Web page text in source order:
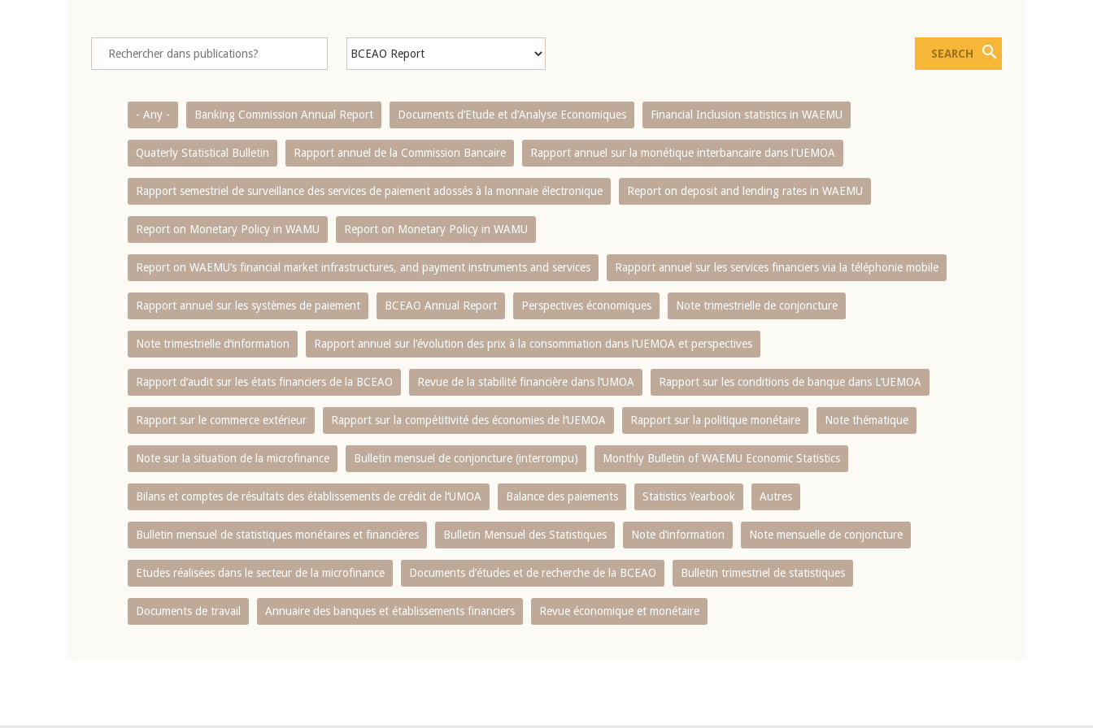
- Any - Banking Commission Annual Report Documents d’Etude et d’Analyse Economiques Financial Inclusion statistics in WAEMU
Quaterly Statistical Bulletin Rapport annuel de la Commission Bancaire Rapport annuel sur la monétique interbancaire dans l'UEMOA
Rapport semestriel de surveillance des services de paiement adossés à la monnaie électronique Report on deposit and lending rates in WAEMU
Report on Monetary Policy in WAMU Report on Monetary Policy in WAMU
Report on WAEMU’s financial market infrastructures, and payment instruments and services Rapport annuel sur les services financiers via la téléphonie mobile
Rapport annuel sur les systèmes de paiement BCEAO Annual Report Perspectives économiques Note trimestrielle de conjoncture
Note trimestrielle d‘information Rapport annuel sur l‘évolution des prix à la consommation dans l‘UEMOA et perspectives
Rapport d‘audit sur les états financiers de la BCEAO Revue de la stabilité financière dans l‘UMOA Rapport sur les conditions de banque dans L‘UEMOA
Rapport sur le commerce extérieur Rapport sur la compétitivité des économies de l‘UEMOA Rapport sur la politique monétaire Note thématique
Note sur la situation de la microfinance Bulletin mensuel de conjoncture (interrompu) Monthly Bulletin of WAEMU Economic Statistics
Bilans et comptes de résultats des établissements de crédit de l‘UMOA Balance des paiements Statistics Yearbook Autres
Bulletin mensuel de statistiques monétaires et financières Bulletin Mensuel des Statistiques Note d’information Note mensuelle de conjoncture
Etudes réalisées dans le secteur de la microfinance Documents d’études et de recherche de la BCEAO Bulletin trimestriel de statistiques
Documents de travail Annuaire des banques et établissements financiers Revue économique et monétaire